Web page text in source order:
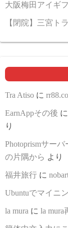
大阪梅田アイギ
【閉院】三宮ト
Tra Atiso に
EarnAppその後 に
り
Photoprismサーバ
の片隅から より
福井旅行 に
Ubuntuでマイニ
la mura に la mura